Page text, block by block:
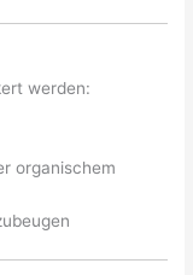
werden:
organischem